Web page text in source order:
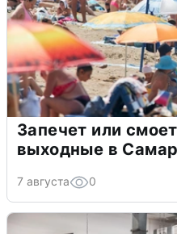
Запечет или
выходные в
7 августа 0